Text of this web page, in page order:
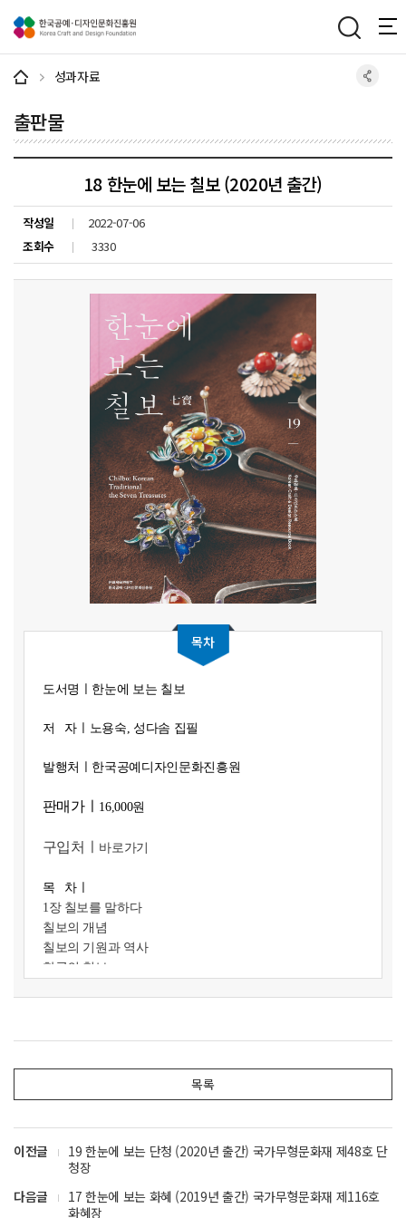
성과자료
출판물
18 한눈에 보는 칠보 (2020년 출간)
작성일
2022-07-06
조회수
3330
목차
도서명ㅣ 한눈에 보는 칠보
저 자ㅣ 노용숙, 성다솜 집필
발행처ㅣ 한국공예디자인문화진흥원
판매가ㅣ 16,000원
구입처ㅣ 바로가기
목 차
1장 칠보를 말하다
칠보의 개념
칠보의 기원과 역사
한국의 칠보
칠보의 유약
칠보 기법
손에서 손으로 전하는 칠보의 오늘과 내일
목록
이전글
19 한눈에 보는 단청 (2020년 출간) 국가무형문화재 제48호 단
청장
다음글
17 한눈에 보는 화혜 (2019년 출간) 국가무형문화재 제116호
화혜장